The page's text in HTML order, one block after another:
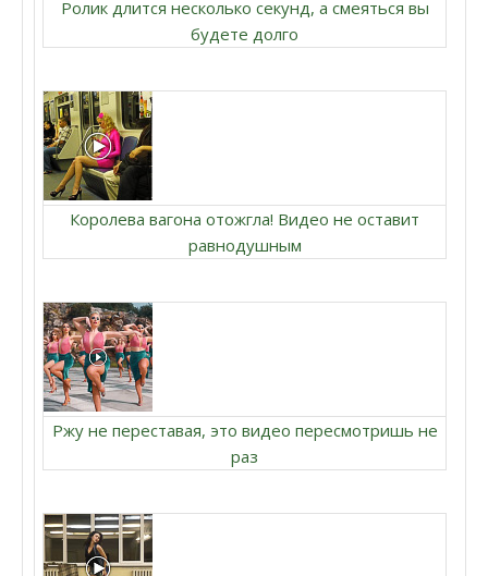
Ролик длится несколько секунд, а смеяться вы
будете долго
Королева вагона отожгла! Видео не оставит
равнодушным
Ржу не переставая, это видео пересмотришь не
раз